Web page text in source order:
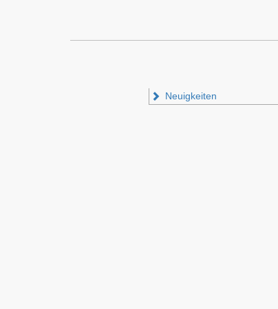
Neuigkeiten